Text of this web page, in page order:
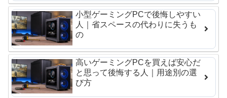
小型ゲーミングPCで後悔しやすい
人｜省スペースの代わりに失うも
の
高いゲーミングPCを買えば安心だ
と思って後悔する人｜用途別の選
び方